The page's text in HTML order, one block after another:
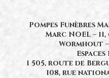
Pompes Funèbres
Marc NOEL –
Wormhout –
1 505, route de
108, rue